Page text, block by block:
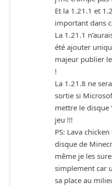
Et la 1.21.1 et
important dans
La 1.21.1
été ajouter
majeur publier
!
La 1.21.8 ne
sortie si
mettre le disque
jeu !!!
PS: Lava
disque de
même je les
simplement car
sa place au